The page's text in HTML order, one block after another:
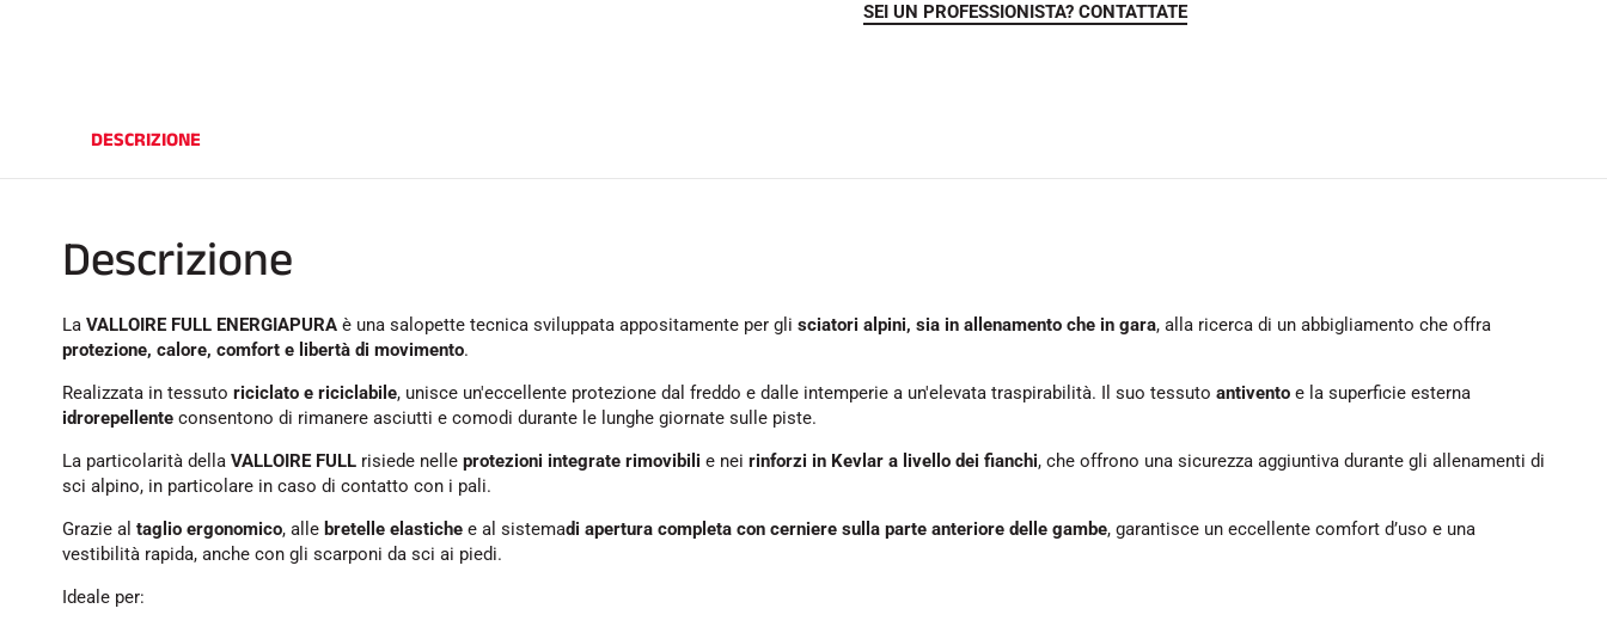
SEI UN PROFESSIONISTA? CONTATTATE
DESCRIZIONE
Descrizione
La VALLOIRE FULL ENERGIAPURA è una salopette tecnica sviluppata appositamente per gli sciatori alpini, sia in allenamento che in gara, alla ricerca di un abbigliamento che offra
protezione, calore, comfort e libertà di movimento.
Realizzata in tessuto riciclato e riciclabile, unisce un'eccellente protezione dal freddo e dalle intemperie a un'elevata traspirabilità. Il suo tessuto antivento e la superficie esterna
idrorepellente consentono di rimanere asciutti e comodi durante le lunghe giornate sulle piste.
La particolarità della VALLOIRE FULL risiede nelle protezioni integrate rimovibili e nei rinforzi in Kevlar a livello dei fianchi, che offrono una sicurezza aggiuntiva durante gli allenamenti di
sci alpino, in particolare in caso di contatto con i pali.
Grazie al taglio ergonomico, alle bretelle elastiche e al sistemadi apertura completa con cerniere sulla parte anteriore delle gambe, garantisce un eccellente comfort d’uso e una
vestibilità rapida, anche con gli scarponi da sci ai piedi.
Ideale per: